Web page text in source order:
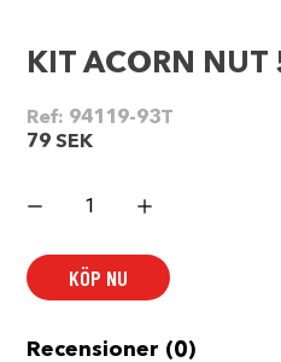
KIT ACORN
Ref: 94119-93T
79 SEK
ACORN
mängd
KÖP NU
Recensioner (0)